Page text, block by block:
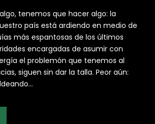
tenemos que hacer algo: la
país está ardiendo en medio de
más espantosas de los últimos
encargadas de asumir con
el problemón que tenemos al
siguen sin dar la talla. Peor aún: